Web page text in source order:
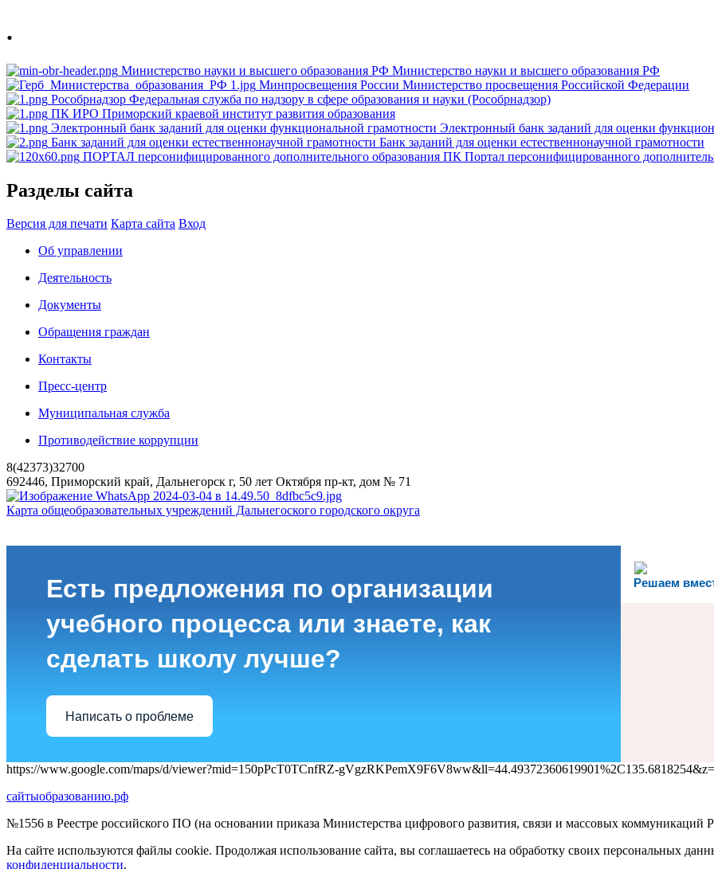
.
Министерство науки и высшего образования РФ Министерство науки и высшего образования РФ
Минпросвещения России Министерство просвещения Российской Федерации
Рособрнадзор Федеральная служба по надзору в сфере образования и науки (Рособрнадзор)
ПК ИРО Приморский краевой институт развития образования
Электронный банк заданий для оценки функциональной грамотности Электронный банк заданий для оценки
Банк заданий для оценки естественнонаучной грамотности Банк заданий для оценки естественнонаучной грамотности
ПОРТАЛ персонифицированного дополнительного образования ПК Портал персонифицированного
Разделы сайта
Версия для печати Карта сайта Вход
Об управлении
Деятельность
Документы
Обращения граждан
Контакты
Пресс-центр
Муниципальная служба
Противодействие коррупции
8(42373)32700
692446, Приморский край, Дальнегорск г, 50 лет Октября пр-кт, дом № 71
Карта общеобразовательных учреждений Дальнегоского городского округа
Решаем
Есть предложения по организации
учебного процесса или знаете, как
сделать школу лучше?
Написать о проблеме
https://www.google.com/maps/d/viewer?mid=150pPcT0TCnfRZ-
сайтыобразованию.рф
№1556 в Реестре российского ПО (на основании приказа Министерства цифрового развития, связи и массовых коммуникаций
На сайте используются файлы cookie. Продолжая использование сайта, вы соглашаетесь на обработку своих персональных
конфиденциальности.